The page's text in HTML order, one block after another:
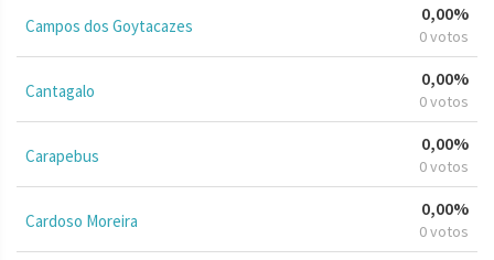
Campos dos Goytacazes
0,00%
0 votos
Cantagalo
0,00%
0 votos
Carapebus
0,00%
0 votos
Cardoso Moreira
0,00%
0 votos